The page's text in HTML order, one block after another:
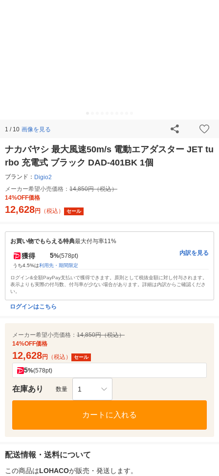
1 / 10 画像を見る
ナカバヤシ 最大風速50m/s 電動エアダスター JET tu
rbo 充電式 ブラック DAD-401BK 1個
ブランド： Digio2
メーカー希望小売価格： 14,850円（税込）
14%OFF価格
12,628円 （税込） セール
お買い物でもらえる特典最大付与率11%
獲得 5%(578pt)
うち4.5%は利用先・期間限定
内訳を見る
ログイン&全額PayPay支払いで獲得できます。原則として税抜金額に対し付与されます。
表示よりも実際の付与数、付与率が少ない場合があります。詳細は内訳からご確認くださ
い。
ログインはこちら
メーカー希望小売価格： 14,850円（税込）
14%OFF価格
12,628円 （税込） セール
5%(578pt)
在庫あり 数量 1
カートに入れる
配送情報・送料について
この商品はLOHACOが販売・発送します。